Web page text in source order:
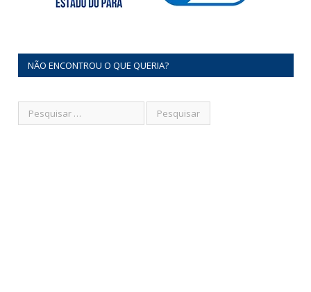
NÃO ENCONTROU O QUE QUERIA?